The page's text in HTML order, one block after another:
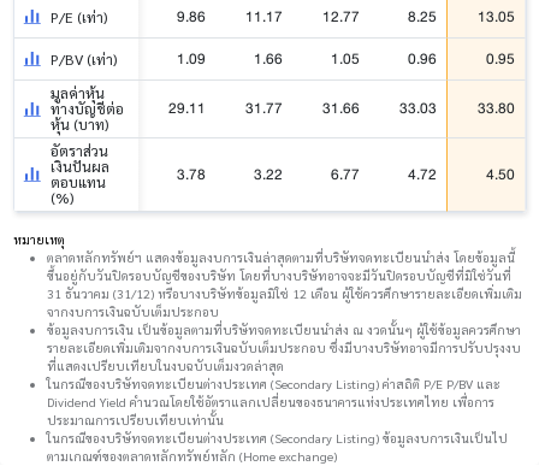
P/E (เท่า) 9.86 11.17 12.77 8.25 13.05
P/BV (เท่า) 1.09 1.66 1.05 0.96 0.95
มูลค่าหุ้น
ทางบัญชีต่อ
หุ้น (บาท)
29.11 31.77 31.66 33.03 33.80
อัตราส่วน
เงินปันผล
ตอบแทน
(%)
3.78 3.22 6.77 4.72 4.50
หมายเหตุ
ตลาดหลักทรัพย์ฯ แสดงข้อมูลงบการเงินล่าสุดตามที่บริษัทจดทะเบียนนำส่ง โดยข้อมูลนี้
ขึ้นอยู่กับวันปิดรอบบัญชีของบริษัท โดยที่บางบริษัทอาจจะมีวันปิดรอบบัญชีที่มิใช่วันที่
31 ธันวาคม (31/12) หรือบางบริษัทข้อมูลมิใช่ 12 เดือน ผู้ใช้ควรศึกษารายละเอียดเพิ่มเติม
จากงบการเงินฉบับเต็มประกอบ
ข้อมูลงบการเงิน เป็นข้อมูลตามที่บริษัทจดทะเบียนนำส่ง ณ งวดนั้นๆ ผู้ใช้ข้อมูลควรศึกษา
รายละเอียดเพิ่มเติมจากงบการเงินฉบับเต็มประกอบ ซึ่งมีบางบริษัทอาจมีการปรับปรุงงบ
ที่แสดงเปรียบเทียบในงบฉบับเต็มงวดล่าสุด
ในกรณีของบริษัทจดทะเบียนต่างประเทศ (Secondary Listing) ค่าสถิติ P/E P/BV และ
Dividend Yield คำนวณโดยใช้อัตราแลกเปลี่ยนของธนาคารแห่งประเทศไทย เพื่อการ
ประมาณการเปรียบเทียบเท่านั้น
ในกรณีของบริษัทจดทะเบียนต่างประเทศ (Secondary Listing) ข้อมูลงบการเงินเป็นไป
ตามเกณฑ์ของตลาดหลักทรัพย์หลัก (Home exchange)